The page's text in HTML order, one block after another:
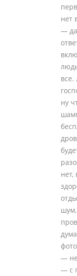
нет
—
ну
нет,
— не
— с